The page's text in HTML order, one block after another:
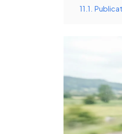
11.1.